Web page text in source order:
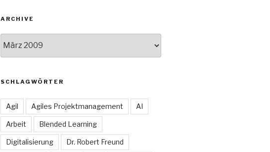
ARCHIVE
SCHLAGWÖRTER
Agil Agiles Projektmanagement AI
Arbeit Blended Learning
Digitalisierung Dr. Robert Freund